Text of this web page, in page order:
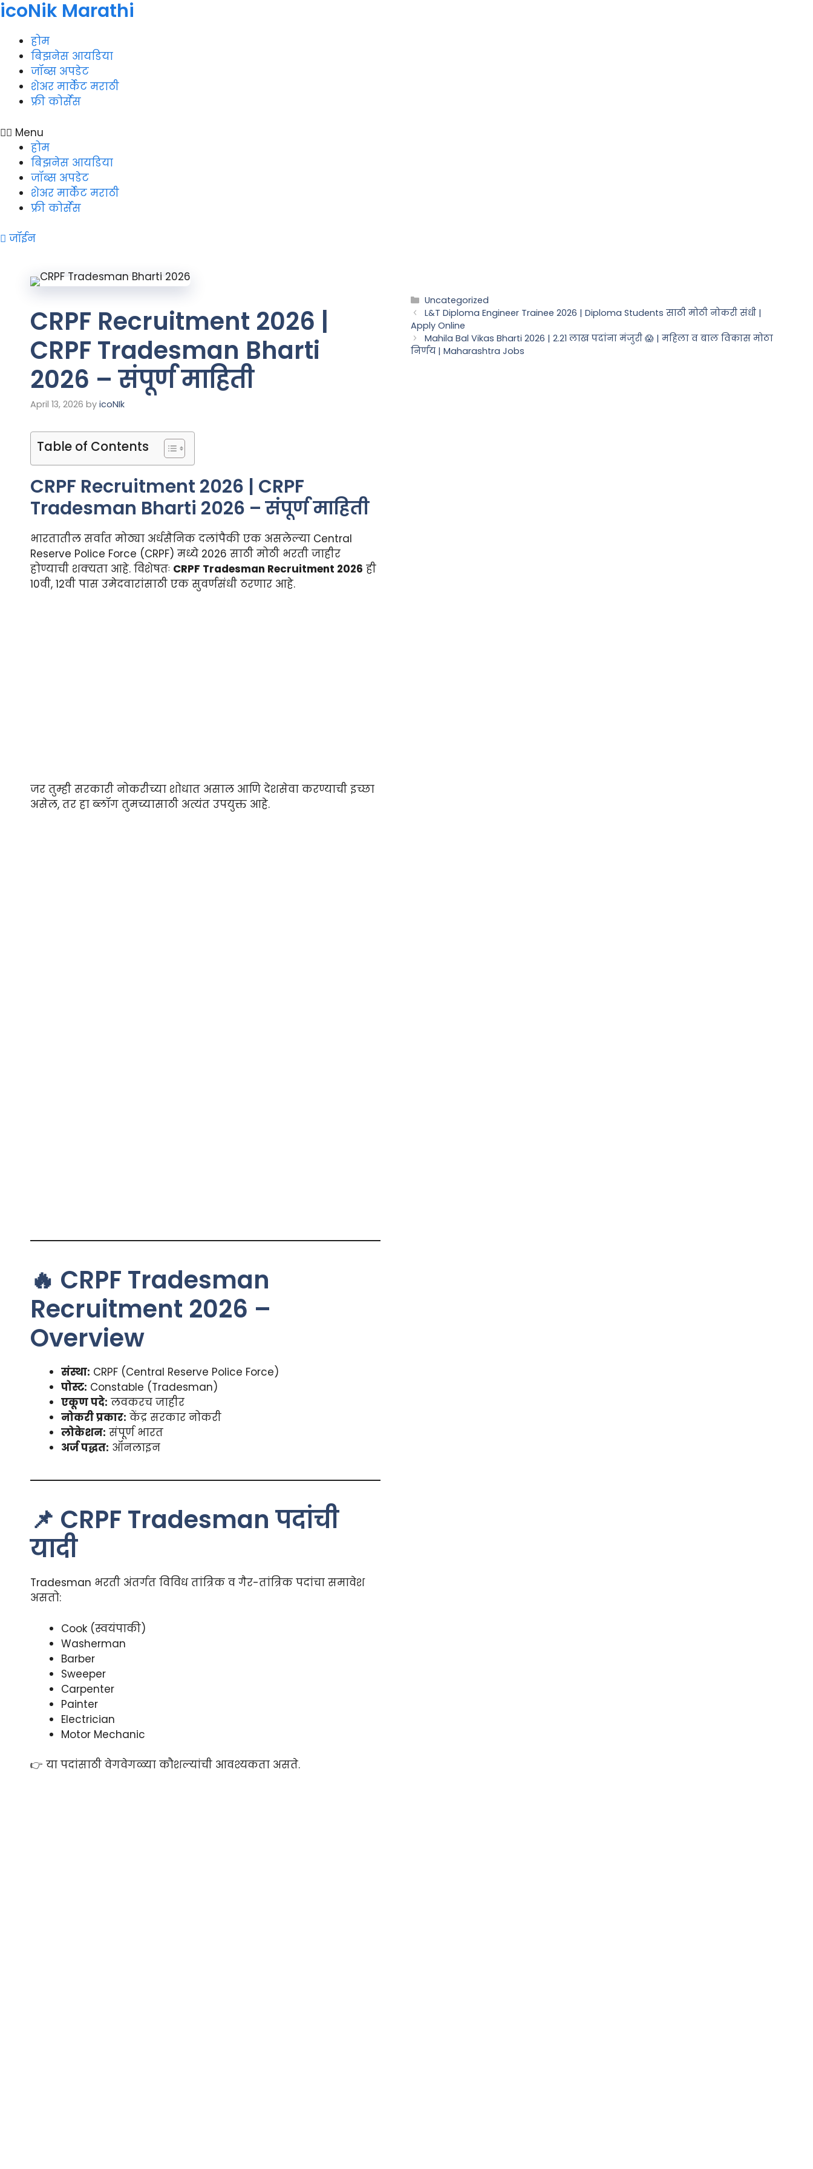
Skip
to
content
icoNik Marathi
होम
बिझनेस आयडिया
जॉब्स अपडेट
शेअर मार्केट मराठी
फ्री कोर्सेस
Menu
होम
बिझनेस आयडिया
जॉब्स अपडेट
शेअर मार्केट मराठी
फ्री कोर्सेस
जॉईन
CRPF Recruitment 2026 |
CRPF Tradesman Bharti
2026 – संपूर्ण माहिती
April 13, 2026 by icoNIk
Table of Contents
CRPF Recruitment 2026 | CRPF
Tradesman Bharti 2026 – संपूर्ण माहिती
भारतातील सर्वात मोठ्या अर्धसैनिक दलांपैकी एक असलेल्या Central
Reserve Police Force (CRPF) मध्ये 2026 साठी मोठी भरती जाहीर
होण्याची शक्यता आहे. विशेषतः CRPF Tradesman Recruitment 2026 ही
10वी, 12वी पास उमेदवारांसाठी एक सुवर्णसंधी ठरणार आहे.
जर तुम्ही सरकारी नोकरीच्या शोधात असाल आणि देशसेवा करण्याची इच्छा
असेल, तर हा ब्लॉग तुमच्यासाठी अत्यंत उपयुक्त आहे.
🔥 CRPF Tradesman
Recruitment 2026 –
Overview
संस्था: CRPF (Central Reserve Police Force)
पोस्ट: Constable (Tradesman)
एकूण पदे: लवकरच जाहीर
नोकरी प्रकार: केंद्र सरकार नोकरी
लोकेशन: संपूर्ण भारत
अर्ज पद्धत: ऑनलाइन
📌 CRPF Tradesman पदांची
यादी
Tradesman भरती अंतर्गत विविध तांत्रिक व गैर-तांत्रिक पदांचा समावेश
असतो:
Cook (स्वयंपाकी)
Washerman
Barber
Sweeper
Carpenter
Painter
Electrician
Motor Mechanic
👉 या पदांसाठी वेगवेगळ्या कौशल्यांची आवश्यकता असते.
Categories
Uncategorized
L&T Diploma Engineer Trainee 2026 | Diploma Students साठी मोठी नोकरी संधी |
Apply Online
Mahila Bal Vikas Bharti 2026 | 2.21 लाख पदांना मंजुरी 😱 | महिला व बाल विकास मोठा
निर्णय | Maharashtra Jobs